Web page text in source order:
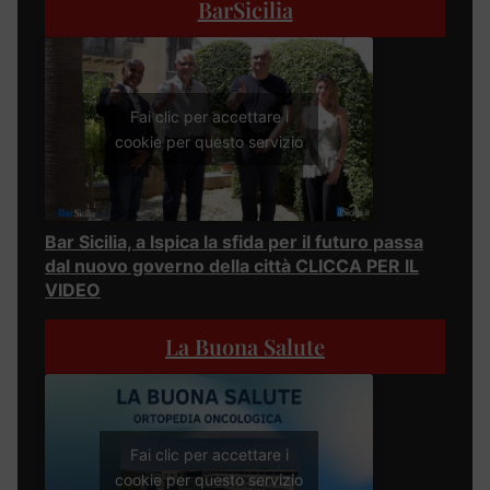
BarSicilia
Fai clic per accettare i
cookie per questo servizio
Bar Sicilia, a Ispica la sfida per il futuro passa
dal nuovo governo della città CLICCA PER IL
VIDEO
La Buona Salute
Fai clic per accettare i
cookie per questo servizio